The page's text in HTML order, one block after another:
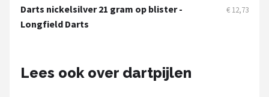
KOTO
Red Dragon
Darts nickelsilver 21 gram op blister -
Longfield Darts
€ 12,73
Lees ook over dartpijlen